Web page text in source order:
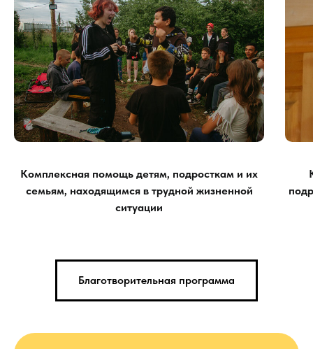
Комплексная помощь детям, подросткам и их
семьям, находящимся в трудной жизненной
ситуации
Благотворительная программа